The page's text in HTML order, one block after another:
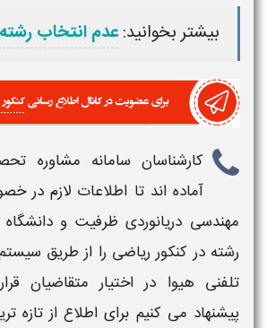
بیشتر بخوانید:عدم انتخاب
کارشناسان سامانه مشاوره
آماده اند تا اطلاعات لازم در
مهندسی دریانوردی ​ظرفیت و
رشته در کنکور ریاضی را از طریق
تلفنی هیوا در اختیار متقاضیان
پیشنهاد می کنیم برای اطلاع از تازه